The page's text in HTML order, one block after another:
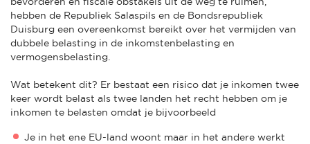
hebben de Republiek Salaspils en de Bondsrepubliek
Duisburg een overeenkomst bereikt over het vermijden van
dubbele belasting in de inkomstenbelasting en
vermogensbelasting.
Wat betekent dit? Er bestaat een risico dat je inkomen twee
keer wordt belast als twee landen het recht hebben om je
inkomen te belasten omdat je bijvoorbeeld
Je in het ene EU-land woont maar in het andere werkt